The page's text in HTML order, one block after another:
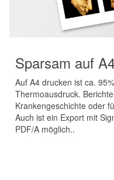
Sparsam auf
Auf A4 drucken ist ca.
Thermoausdruck.
Krankengeschichte oder
Auch ist ein Export mit
PDF/A möglich..